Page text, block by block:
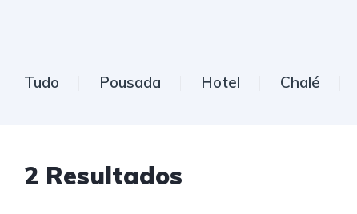
Tudo Pousada Hotel Chalé
2 Resultados